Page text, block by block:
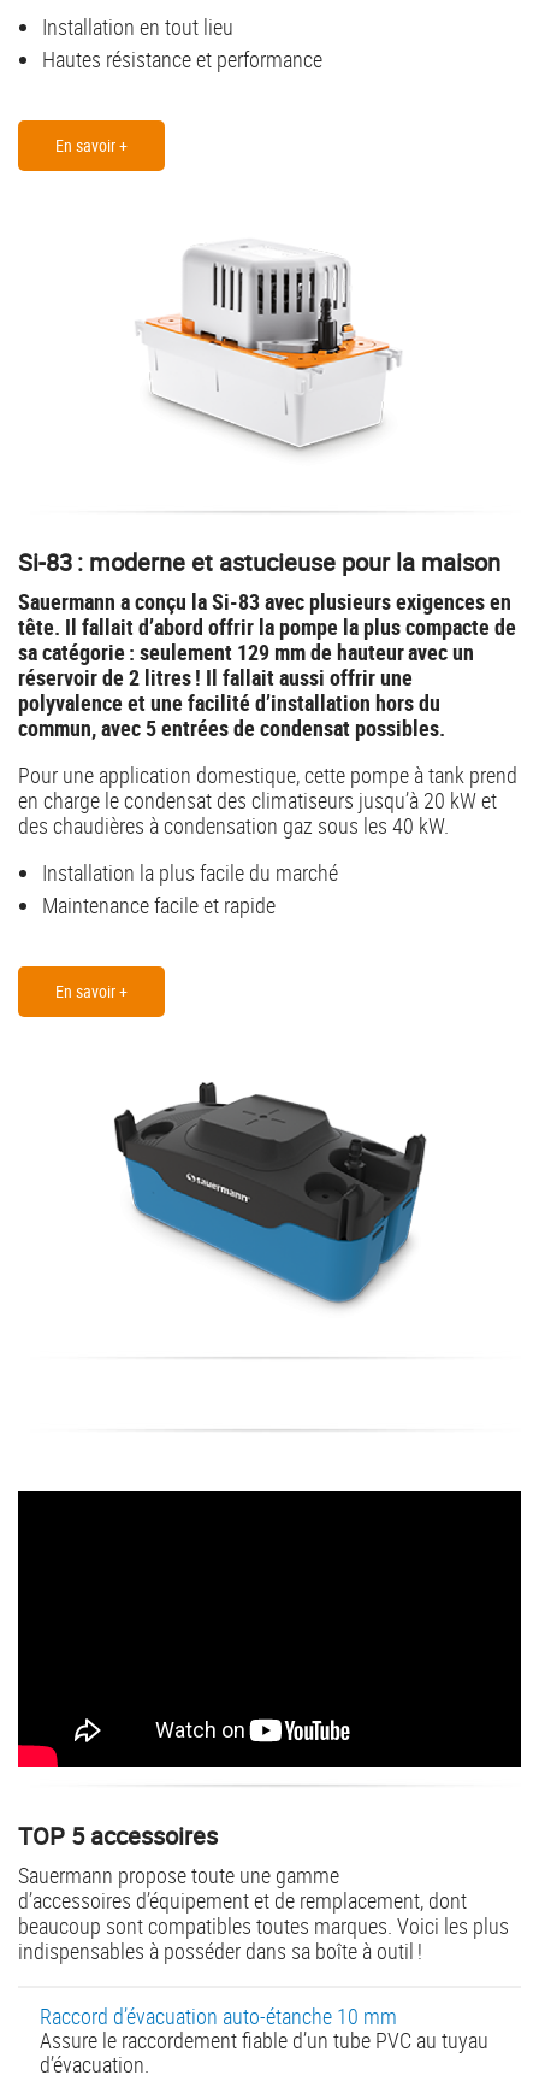
Installation en tout lieu
Hautes résistance et performance
En savoir +
Si-83 : moderne et astucieuse pour la maison
Sauermann a conçu la Si-83 avec plusieurs exigences en
tête. Il fallait d’abord offrir la pompe la plus compacte de
sa catégorie : seulement 129 mm de hauteur avec un
réservoir de 2 litres ! Il fallait aussi offrir une
polyvalence et une facilité d’installation hors du
commun, avec 5 entrées de condensat possibles.
Pour une application domestique, cette pompe à tank prend
en charge le condensat des climatiseurs jusqu’à 20 kW et
des chaudières à condensation gaz sous les 40 kW.
Installation la plus facile du marché
Maintenance facile et rapide
En savoir +
TOP 5 accessoires
Sauermann propose toute une gamme
d’accessoires d’équipement et de remplacement, dont
beaucoup sont compatibles toutes marques. Voici les plus
indispensables à posséder dans sa boîte à outil !
Raccord d’évacuation auto-étanche 10 mm
Assure le raccordement fiable d’un tube PVC au tuyau
d’évacuation.